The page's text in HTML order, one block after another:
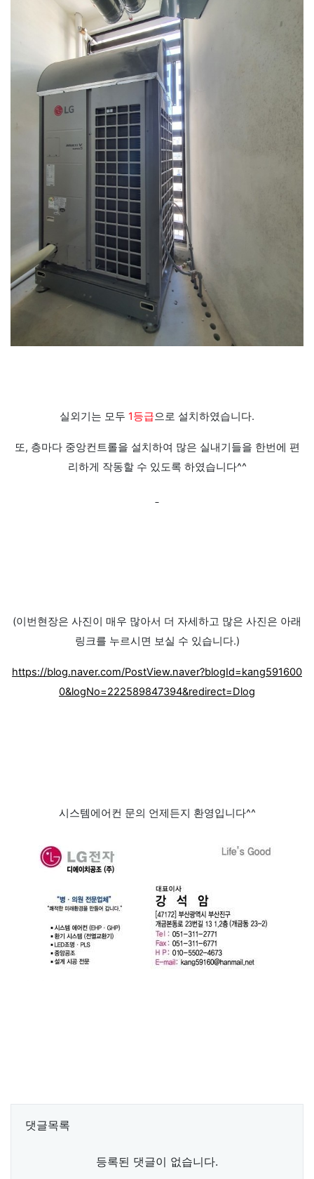
실외기는 모두 1등급으로 설치하였습니다.
또, 층마다 중앙컨트롤을 설치하여 많은 실내기들을 한번에 편
리하게 작동할 수 있도록 하였습니다^^
(이번현장은 사진이 매우 많아서 더 자세하고 많은 사진은 아래
링크를 누르시면 보실 수 있습니다.)
https://blog.naver.com/PostView.naver?blogId=kang591600
0&logNo=222589847394&redirect=Dlog
시스템에어컨 문의 언제든지 환영입니다^^
댓글목록
등록된 댓글이 없습니다.